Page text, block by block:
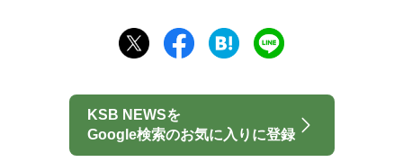
KSB NEWSを
Google検索のお気に入りに登録